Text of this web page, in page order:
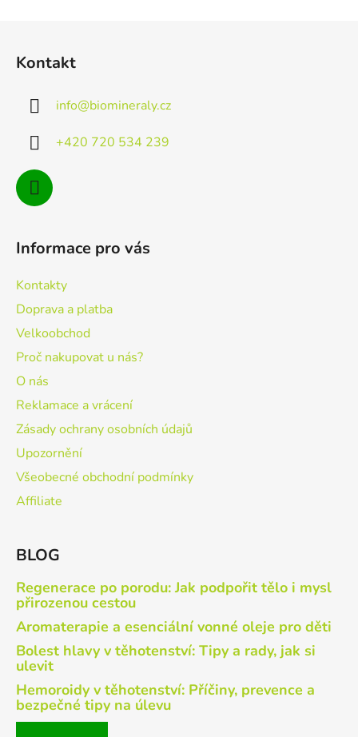
Kontakt
info@biomineraly.cz
+420 720 534 239
Informace pro vás
Kontakty
Doprava a platba
Velkoobchod
Proč nakupovat u nás?
O nás
Reklamace a vrácení
Zásady ochrany osobních údajů
Upozornění
Všeobecné obchodní podmínky
Affiliate
BLOG
Regenerace po porodu: Jak podpořit tělo i mysl
přirozenou cestou
Aromaterapie a esenciální vonné oleje pro děti
Bolest hlavy v těhotenství: Tipy a rady, jak si
ulevit
Hemoroidy v těhotenství: Příčiny, prevence a
bezpečné tipy na úlevu